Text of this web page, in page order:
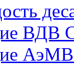
ВДВ
АэМВ